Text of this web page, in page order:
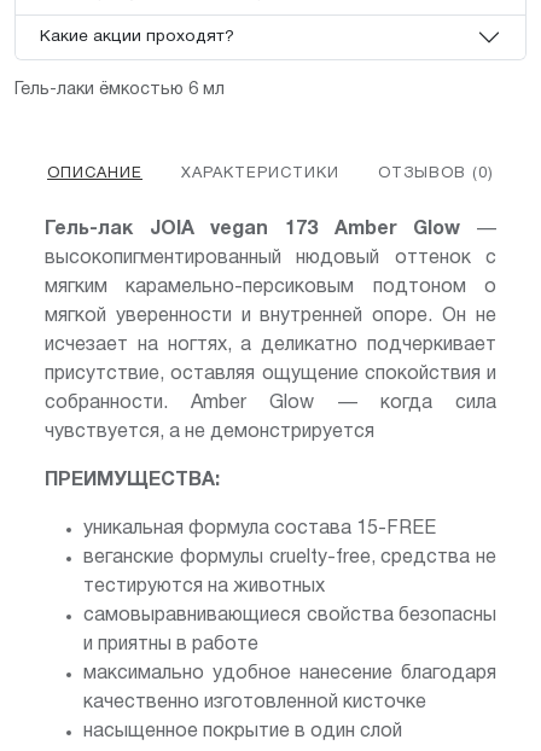
Какие акции проходят?
Гель-лаки ёмкостью 6 мл
ОПИСАНИЕ ХАРАКТЕРИСТИКИ ОТЗЫВОВ (0)
Гель-лак JOIA vegan 173 Amber Glow —
высокопигментированный нюдовый оттенок с
мягким карамельно-персиковым подтоном о
мягкой уверенности и внутренней опоре. Он не
исчезает на ногтях, а деликатно подчеркивает
присутствие, оставляя ощущение спокойствия и
собранности. Amber Glow — когда сила
чувствуется, а не демонстрируется
ПРЕИМУЩЕСТВА:
уникальная формула состава 15-FREE
веганские формулы cruelty-free, средства не
тестируются на животных
самовыравнивающиеся свойства безопасны
и приятны в работе
максимально удобное нанесение благодаря
качественно изготовленной кисточке
насыщенное покрытие в один слой